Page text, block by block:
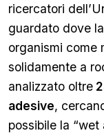
ricercatori
guardato dove
organismi come
solidamente a
analizzato oltre
adesive,
possibile la “wet